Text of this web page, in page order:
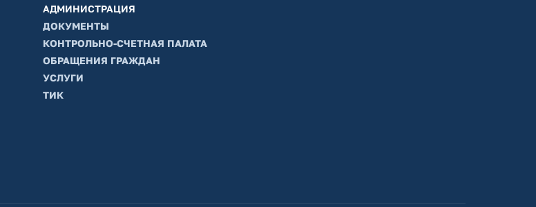
АДМИНИСТРАЦИЯ
ДОКУМЕНТЫ
КОНТРОЛЬНО-СЧЕТНАЯ ПАЛАТА
ОБРАЩЕНИЯ ГРАЖДАН
УСЛУГИ
ТИК